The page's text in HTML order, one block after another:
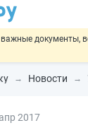
важные документы,
о блокировке
ошибок
Новости
2017